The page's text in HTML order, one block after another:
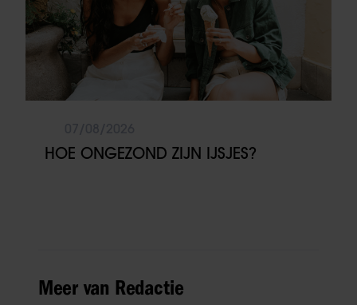
HOE ONGEZOND ZIJN IJSJES?
Meer van Redactie